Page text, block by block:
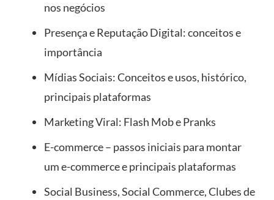
nos negócios
Presença e Reputação Digital: conceitos e
importância
Mídias Sociais: Conceitos e usos, histórico,
principais plataformas
Marketing Viral: Flash Mob e Pranks
E-commerce – passos iniciais para montar
um e-commerce e principais plataformas
Social Business, Social Commerce, Clubes de